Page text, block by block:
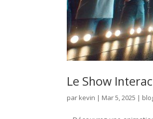
Le Show
par kevin | Mar 5, 2025 |